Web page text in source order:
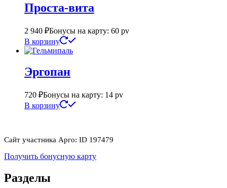
Проста-вита
2 940 ₽Бонусы на карту: 60 pv
В корзину
Эргопан
720 ₽Бонусы на карту: 14 pv
В корзину
Сайт участника Арго: ID 197479
Получить бонусную карту
Разделы